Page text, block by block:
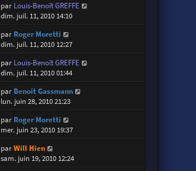
par Louis-Benoît GREFFE
dim. juil. 11, 2010 14:10
par Roger Moretti
dim. juil. 11, 2010 12:27
par Louis-Benoît GREFFE
dim. juil. 11, 2010 01:44
par Benoit Gassmann
lun. juin 28, 2010 21:23
par Roger Moretti
mer. juin 23, 2010 19:37
parWill Hien
sam. juin 19, 2010 12:24